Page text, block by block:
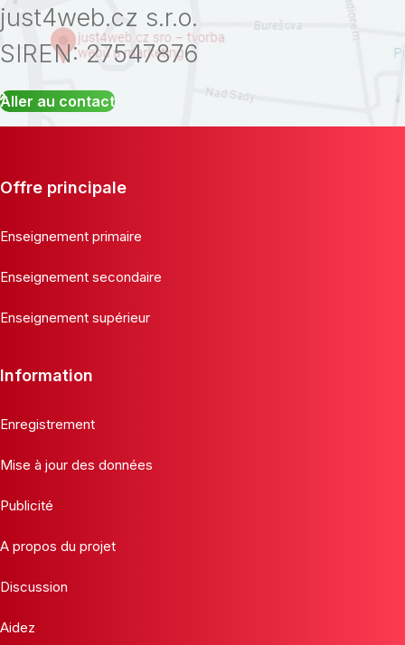
just4web.cz s.r.o.
SIREN: 27547876
Aller au contact
Offre principale
Enseignement primaire
Enseignement secondaire
Enseignement supérieur
Information
Enregistrement
Mise à jour des données
Publicité
A propos du projet
Discussion
Aidez